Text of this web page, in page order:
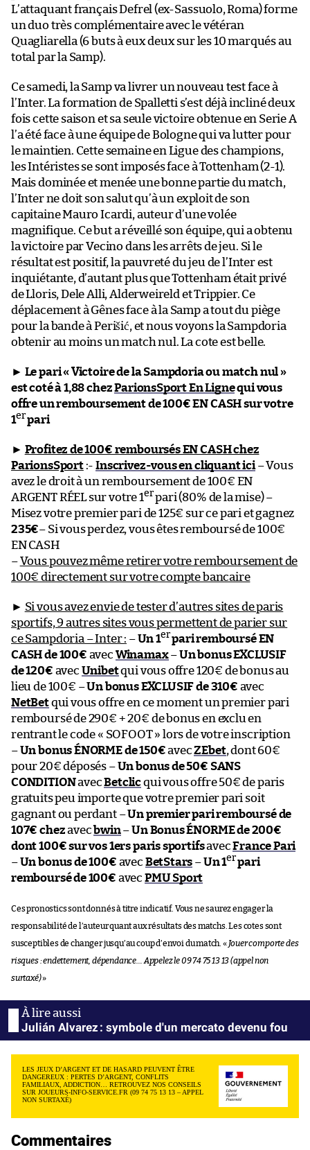
L’attaquant français Defrel (ex-Sassuolo, Roma) forme
un duo très complémentaire avec le vétéran
Quagliarella (6 buts à eux deux sur les 10 marqués au
total par la Samp).
Ce samedi, la Samp va livrer un nouveau test face à
l’Inter. La formation de Spalletti s’est déjà incliné deux
fois cette saison et sa seule victoire obtenue en Serie A
l’a été face à une équipe de Bologne qui va lutter pour
le maintien. Cette semaine en Ligue des champions,
les Intéristes se sont imposés face à Tottenham (2-1).
Mais dominée et menée une bonne partie du match,
l’Inter ne doit son salut qu’à un exploit de son
capitaine Mauro Icardi, auteur d’une volée
magnifique. Ce but a réveillé son équipe, qui a obtenu
la victoire par Vecino dans les arrêts de jeu. Si le
résultat est positif, la pauvreté du jeu de l’Inter est
inquiétante, d’autant plus que Tottenham était privé
de Lloris, Dele Alli, Alderweireld et Trippier. Ce
déplacement à Gênes face à la Samp a tout du piège
pour la bande à Perišić, et nous voyons la Sampdoria
obtenir au moins un match nul. La cote est belle.
► Le pari « Victoire de la Sampdoria ou match nul »
est coté à 1,88 chezParionsSport En Lignequi vous
offre un remboursement de 100€ EN CASH sur votre
1erpari
► Profitez de 100€ remboursés EN CASH chez
ParionsSport:-Inscrivez-vous en cliquant ici– Vous
avez le droit à un remboursement de 100€ EN
ARGENT RÉEL sur votre 1erpari (80% de la mise) –
Misez votre premier pari de 125€ sur ce pari et gagnez
235€– Si vous perdez, vous êtes remboursé de 100€
EN CASH
–Vous pouvez même retirer votre remboursement de
100€ directement sur votre compte bancaire
► Si vous avez envie de tester d’autres sites de paris
sportifs, 9 autres sites vous permettent de parier sur
ce Sampdoria – Inter : –Un 1erpari remboursé EN
CASH de 100€ avec Winamax–Un bonus EXCLUSIF
de 120€ avec Unibetqui vous offre 120€ de bonus au
lieu de 100€ –Un bonus EXCLUSIF de 310€ avec
NetBetqui vous offre en ce moment un premier pari
remboursé de 290€ + 20€ de bonus en exclu en
rentrant le code « SOFOOT » lors de votre inscription
–Un bonus ÉNORME de 150€avecZEbet, dont 60€
pour 20€ déposés –Un bonus de 50€ SANS
CONDITIONavecBetclicqui vous offre 50€ de paris
gratuits peu importe que votre premier pari soit
gagnant ou perdant –Un premier pari remboursé de
107€ chezavecbwin–Un Bonus ÉNORME de 200€
dont 100€ sur vos 1ers paris sportifsavecFrance Pari
–Un bonus de 100€ avec BetStars –Un 1erpari
remboursé de 100€ avec PMU Sport
Ces pronostics sont donnés à titre indicatif. Vous ne saurez engager la
responsabilité de l’auteur quant aux résultats des matchs. Les cotes sont
susceptibles de changer jusqu’au coup d’envoi du match. « Jouer comporte des
risques : endettement, dépendance… Appelez le 09 74 75 13 13 (appel non
surtaxé)»
Julián Alvarez : symbole d'un mercato devenu fou
LES JEUX D’ARGENT ET DE HASARD PEUVENT ÊTRE
DANGEREUX : PERTES D’ARGENT, CONFLITS
FAMILIAUX, ADDICTION… RETROUVEZ NOS CONSEILS
SUR JOUEURS-INFO-SERVICE.FR (09 74 75 13 13 – APPEL
NON SURTAXÉ)
Commentaires